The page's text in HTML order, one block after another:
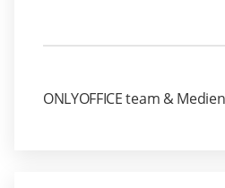
ONLYOFFICE team &